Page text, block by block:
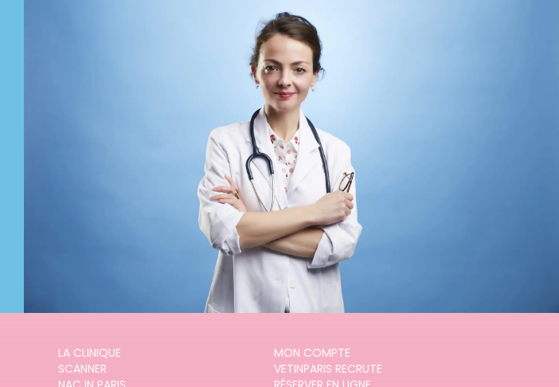
LA CLINIQUE
SCANNER
MON COMPTE
VETINPARIS RECRUTE